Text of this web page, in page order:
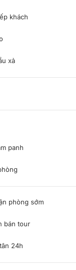
khách
xả
panh
phòng sớm
bán tour
24h